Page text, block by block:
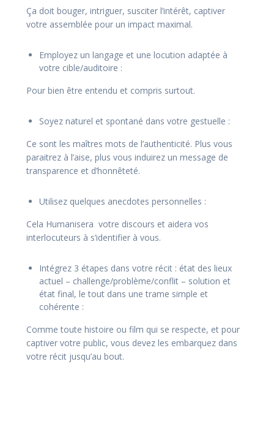
Ça doit bouger, intriguer, susciter l’intérêt, captiver
votre assemblée pour un impact maximal.
Employez un langage et une locution adaptée à
votre cible/auditoire :
Pour bien être entendu et compris surtout.
Soyez naturel et spontané dans votre gestuelle :
Ce sont les maîtres mots de l’authenticité. Plus vous
paraitrez à l’aise, plus vous induirez un message de
transparence et d’honnêteté.
Utilisez quelques anecdotes personnelles :
Cela Humanisera votre discours et aidera vos
interlocuteurs à s’identifier à vous.
Intégrez 3 étapes dans votre récit : état des lieux
actuel – challenge/problème/conflit – solution et
état final, le tout dans une trame simple et
cohérente :
Comme toute histoire ou film qui se respecte, et pour
captiver votre public, vous devez les embarquez dans
votre récit jusqu’au bout.